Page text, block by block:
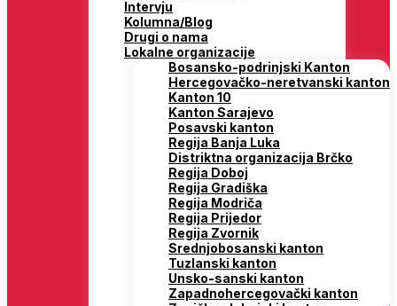
Intervju
Kolumna/Blog
Drugi o nama
Lokalne organizacije
Bosansko-podrinjski Kanton
Hercegovačko-neretvanski kanton
Kanton 10
Kanton Sarajevo
Posavski kanton
Regija Banja Luka
Distriktna organizacija Brčko
Regija Doboj
Regija Gradiška
Regija Modriča
Regija Prijedor
Regija Zvornik
Srednjobosanski kanton
Tuzlanski kanton
Unsko-sanski kanton
Zapadnohercegovački kanton